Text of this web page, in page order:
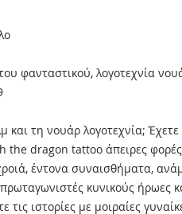
φανταστικού, λογοτεχνία
και τη νουάρ λογοτεχνία; Έχετε
the dragon tattoo άπειρες
έντονα συναισθήματα,
κυνικούς ήρωες
τις ιστορίες με μοιραίες